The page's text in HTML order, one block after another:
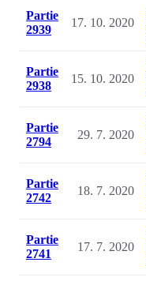
Partie
2939
17. 10. 2020
Partie
2938
15. 10. 2020
Partie
2794
29. 7. 2020
Partie
2742
18. 7. 2020
Partie
2741
17. 7. 2020